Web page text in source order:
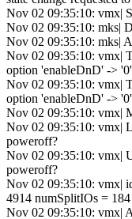
Nov 02 09:35:10: vmx|
Nov 02 09:35:10: mks|
Nov 02 09:35:10: mks|
Nov 02 09:35:10: vmx|
option 'enableDnD' -> '0'
Nov 02 09:35:10: vmx|
option 'enableDnD' -> '0'
Nov 02 09:35:10: vmx|
Nov 02 09:35:10: vmx|
poweroff?
Nov 02 09:35:10: vmx|
poweroff?
Nov 02 09:35:10: vmx|
4914 numSplitIOs =
Nov 02 09:35:10: vmx|